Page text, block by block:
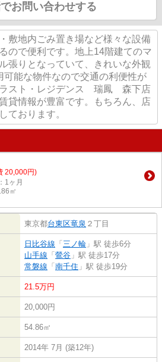
お問い合わせする
敷地内ごみ置き場など様々な設備
ので便利です。地上14階建てのマ
張りとなっていて、きれいな外観
可能な物件なので交通の利便性が
ラスト・レジデンス 瑞鳳 森下店
貸情報が豊富です。もちろん、店
ております。
20,000円)
1ヶ月
㎡
東京都台東区竜泉 ２丁目
日比谷線 「 三ノ輪 」駅 徒歩6分
山手線 「 鶯谷 」駅 徒歩17分
常磐線 「 南千住 」駅 徒歩19分
21.5万円
20,000円
54.86㎡
2014年 7月 (築12年)